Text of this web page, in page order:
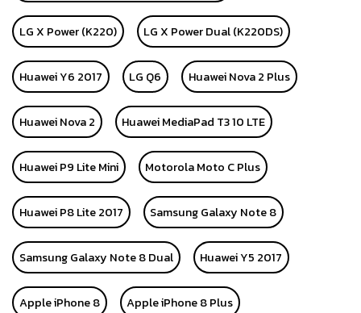
LG X Power (K220) LG X Power Dual (K220DS)
Huawei Y6 2017 LG Q6 Huawei Nova 2 Plus
Huawei Nova 2 Huawei MediaPad T3 10 LTE
Huawei P9 Lite Mini Motorola Moto C Plus
Huawei P8 Lite 2017 Samsung Galaxy Note 8
Samsung Galaxy Note 8 Dual Huawei Y5 2017
Apple iPhone 8 Apple iPhone 8 Plus